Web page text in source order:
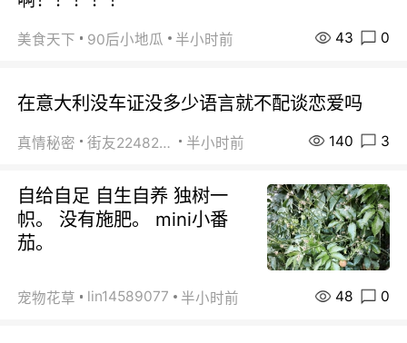
美食天下 90后小地瓜 半小时前 43 0
在意大利没车证没多少语言就不配谈恋爱吗
真情秘密 街友22482465 半小时前 140 3
自给自足 自生自养 独树一
帜。 没有施肥。 mini小番
茄。
宠物花草 lin14589077 半小时前 48 0